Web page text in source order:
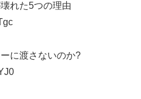
壊れた5つの理由
ーに渡さないのか?